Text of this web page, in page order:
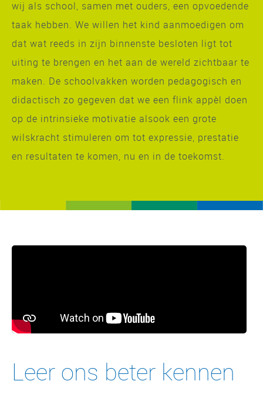
wij als school, samen met ouders, een opvoedende
taak hebben. We willen het kind aanmoedigen om
dat wat reeds in zijn binnenste besloten ligt tot
uiting te brengen en het aan de wereld zichtbaar te
maken. De schoolvakken worden pedagogisch en
didactisch zo gegeven dat we een flink appèl doen
op de intrinsieke motivatie alsook een grote
wilskracht stimuleren om tot expressie, prestatie
en resultaten te komen, nu en in de toekomst.
Leer ons beter kennen